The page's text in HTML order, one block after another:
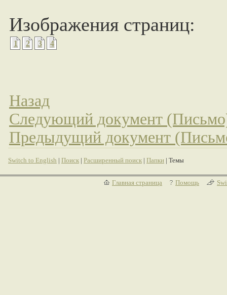
Изображения страниц:
1 2 3 4
Назад
Следующий документ
Предыдущий документ
Switch to English | Поиск | Расширенный поиск | Папки | Темы
Главная страница Помощь